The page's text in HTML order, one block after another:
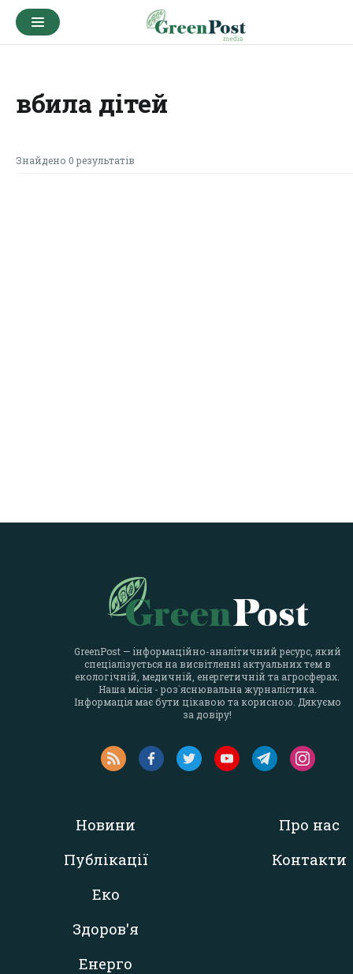
вбила дітей
Знайдено 0 результатів
GreenPost — інформаційно-аналітичний ресурс, який
спеціалізується на висвітленні актуальних тем в
екологічній, медичній, енергетичній та агросферах.
Наша місія - роз`яснювальна журналістика.
Інформація має бути цікавою та корисною. Дякуємо
за довіру!
Новини
Публікації
Еко
Здоров'я
Енерго
Про нас
Контакти